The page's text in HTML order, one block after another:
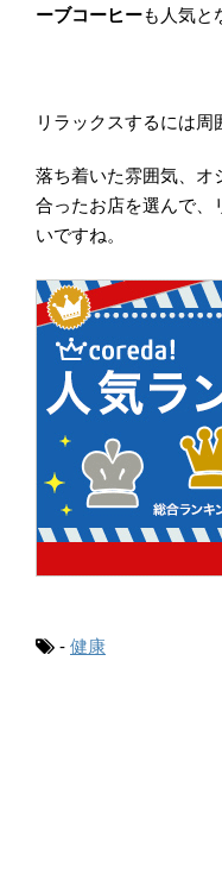
ーブコーヒーも人気と
リラックスするには周
落ち着いた雰囲気、オ
合ったお店を選んで、
いですね。
- 健康